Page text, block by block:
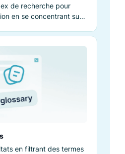
de recherche pour
en se concentrant sur
en filtrant des termes